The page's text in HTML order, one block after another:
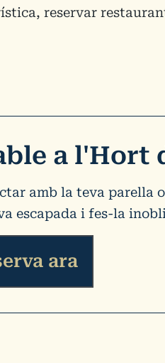
reservar
a l'Hort
amb la teva parella
escapada i fes-la
ara